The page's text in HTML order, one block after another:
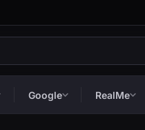
Google RealMe